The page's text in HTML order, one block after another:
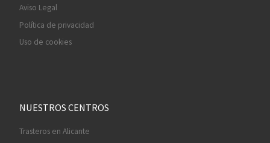
Aviso Legal
Política de privacidad
Uso de cookies
NUESTROS CENTROS
Trasteros en Alicante